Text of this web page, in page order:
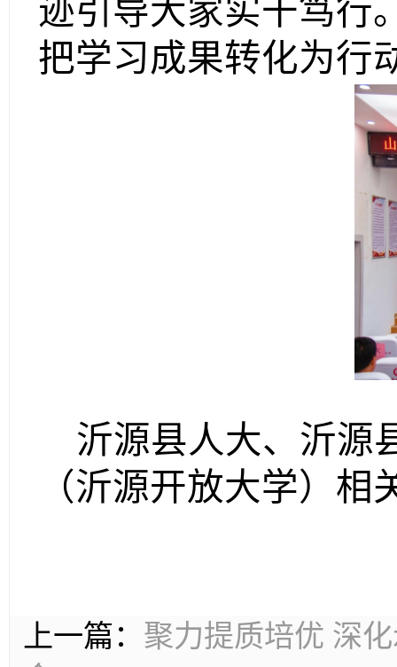
迹引导大家实干笃行
把学习成果转化为行
沂源县人大、沂源
（沂源开放大学）相
上一篇： 聚力提质培优 深